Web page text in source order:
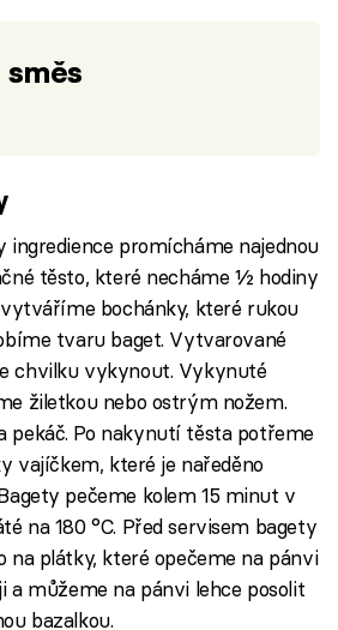
ingredience promícháme najednou
těsto, které necháme ½ hodiny
bochánky, které rukou
tvaru baget. Vytvarované
chvilku vykynout. Vykynuté
žiletkou nebo ostrým nožem.
pekáč. Po nakynutí těsta potřeme
vajíčkem, které je naředěno
pečeme kolem 15 minut v
na 180 °C. Před servisem bagety
na plátky, které opečeme na pánvi
a můžeme na pánvi lehce posolit
bazalkou.